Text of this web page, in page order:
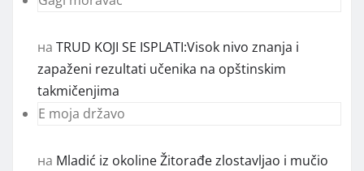
на TRUD KOJI SE ISPLATI:Visok nivo znanja i
zapaženi rezultati učenika na opštinskim
takmičenjima
E moja državo
на Mladić iz okoline Žitorađe zlostavljao i mučio